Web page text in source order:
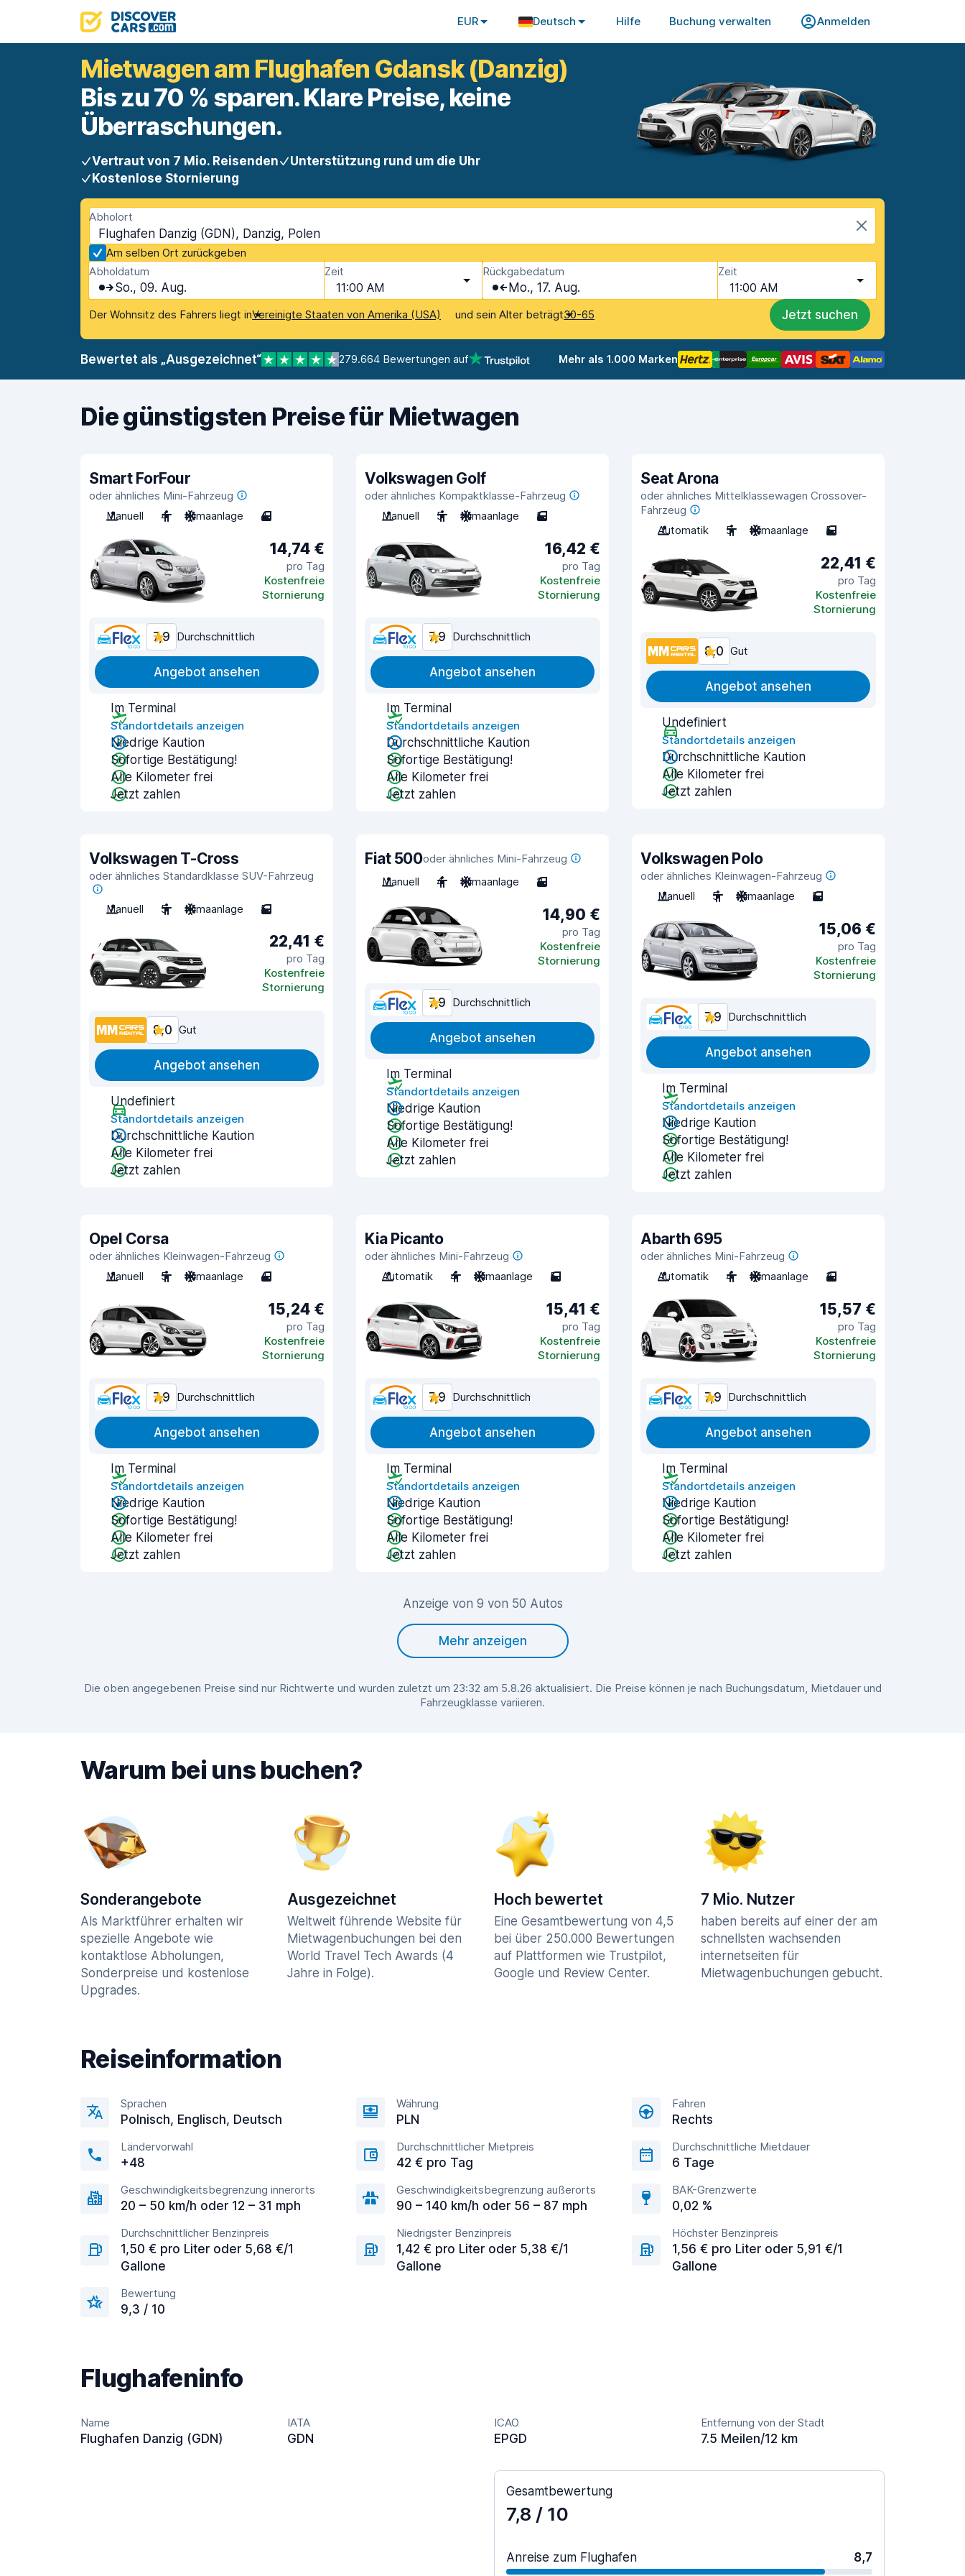
EUR Deutsch Hilfe Buchung verwalten Anmelden
Mietwagen am Flughafen Gdansk (Danzig)
Bis zu 70 % sparen. Klare Preise, keine
Überraschungen.
Vertraut von 7 Mio. Reisenden
Unterstützung rund um die Uhr
Kostenlose Stornierung
Abholort
Flughafen Danzig (GDN), Danzig, Polen
Am selben Ort zurückgeben
Abholdatum
So., 09. Aug.
Zeit
11:00 AM
Rückgabedatum
Mo., 17. Aug.
Zeit
11:00 AM
Der Wohnsitz des Fahrers liegt inVereinigte Staaten von Amerika (USA) und sein Alter beträgt30-65 Jetzt suchen
Bewertet als „Ausgezeichnet“ 279.664 Bewertungen auf Mehr als 1.000 Marken
Die günstigsten Preise für Mietwagen
Smart ForFour
oder ähnliches Mini-Fahrzeug
Manuell
4 Klimaanlage 4
14,74 €
pro Tag
Kostenfreie
Stornierung
7,9 Durchschnittlich
Angebot ansehen
Im Terminal
Standortdetails anzeigen
Niedrige Kaution
Sofortige Bestätigung!
Alle Kilometer frei
Jetzt zahlen
Volkswagen Golf
oder ähnliches Kompaktklasse-Fahrzeug
Manuell
5 Klimaanlage 5
16,42 €
pro Tag
Kostenfreie
Stornierung
7,9 Durchschnittlich
Angebot ansehen
Im Terminal
Standortdetails anzeigen
Durchschnittliche Kaution
Sofortige Bestätigung!
Alle Kilometer frei
Jetzt zahlen
Seat Arona
oder ähnliches Mittelklassewagen Crossover-
Fahrzeug
Automatik
5 Klimaanlage 5
22,41 €
pro Tag
Kostenfreie
Stornierung
8,0 Gut
Angebot ansehen
Undefiniert
Standortdetails anzeigen
Durchschnittliche Kaution
Alle Kilometer frei
Jetzt zahlen
Volkswagen T-Cross
oder ähnliches Standardklasse SUV-Fahrzeug
Manuell 5 Klimaanlage 5
22,41 €
pro Tag
Kostenfreie
Stornierung
8,0 Gut
Angebot ansehen
Undefiniert
Standortdetails anzeigen
Durchschnittliche Kaution
Alle Kilometer frei
Jetzt zahlen
Fiat 500oder ähnliches Mini-Fahrzeug
Manuell
4 Klimaanlage 3
14,90 €
pro Tag
Kostenfreie
Stornierung
7,9 Durchschnittlich
Angebot ansehen
Im Terminal
Standortdetails anzeigen
Niedrige Kaution
Sofortige Bestätigung!
Alle Kilometer frei
Jetzt zahlen
Volkswagen Polo
oder ähnliches Kleinwagen-Fahrzeug
Manuell
5 Klimaanlage 5
15,06 €
pro Tag
Kostenfreie
Stornierung
7,9 Durchschnittlich
Angebot ansehen
Im Terminal
Standortdetails anzeigen
Niedrige Kaution
Sofortige Bestätigung!
Alle Kilometer frei
Jetzt zahlen
Opel Corsa
oder ähnliches Kleinwagen-Fahrzeug
Manuell
5 Klimaanlage 4
15,24 €
pro Tag
Kostenfreie
Stornierung
7,9 Durchschnittlich
Angebot ansehen
Im Terminal
Standortdetails anzeigen
Niedrige Kaution
Sofortige Bestätigung!
Alle Kilometer frei
Jetzt zahlen
Kia Picanto
oder ähnliches Mini-Fahrzeug
Automatik
4 Klimaanlage 5
15,41 €
pro Tag
Kostenfreie
Stornierung
7,9 Durchschnittlich
Angebot ansehen
Im Terminal
Standortdetails anzeigen
Niedrige Kaution
Sofortige Bestätigung!
Alle Kilometer frei
Jetzt zahlen
Abarth 695
oder ähnliches Mini-Fahrzeug
Automatik
4 Klimaanlage 3
15,57 €
pro Tag
Kostenfreie
Stornierung
7,9 Durchschnittlich
Angebot ansehen
Im Terminal
Standortdetails anzeigen
Niedrige Kaution
Sofortige Bestätigung!
Alle Kilometer frei
Jetzt zahlen
Anzeige von 9 von 50 Autos
Mehr anzeigen
Die oben angegebenen Preise sind nur Richtwerte und wurden zuletzt um 23:32 am 5.8.26 aktualisiert. Die Preise können je nach Buchungsdatum, Mietdauer und
Fahrzeugklasse variieren.
Warum bei uns buchen?
Sonderangebote
Als Marktführer erhalten wir
spezielle Angebote wie
kontaktlose Abholungen,
Sonderpreise und kostenlose
Upgrades.
Ausgezeichnet
Weltweit führende Website für
Mietwagenbuchungen bei den
World Travel Tech Awards (4
Jahre in Folge).
Hoch bewertet
Eine Gesamtbewertung von 4,5
bei über 250.000 Bewertungen
auf Plattformen wie Trustpilot,
Google und Review Center.
7 Mio. Nutzer
haben bereits auf einer der am
schnellsten wachsenden
internetseiten für
Mietwagenbuchungen gebucht.
Reiseinformation
Sprachen
Polnisch, Englisсh, Deutsch
Währung
PLN
Fahren
Rechts
Ländervorwahl
+48
Durchschnittlicher Mietpreis
42 € pro Tag
Durchschnittliche Mietdauer
6 Tage
Geschwindigkeitsbegrenzung innerorts
20 – 50 km/h oder 12 – 31 mph
Geschwindigkeitsbegrenzung außerorts
90 – 140 km/h oder 56 – 87 mph
BAK-Grenzwerte
0,02 %
Durchschnittlicher Benzinpreis
1,50 € pro Liter oder 5,68 €/1
Gallone
Niedrigster Benzinpreis
1,42 € pro Liter oder 5,38 €/1
Gallone
Höchster Benzinpreis
1,56 € pro Liter oder 5,91 €/1
Gallone
Bewertung
9,3 / 10
Flughafeninfo
Name
Flughafen Danzig (GDN)
IATA
GDN
ICAO
EPGD
Entfernung von der Stadt
7.5 Meilen/12 km
Gesamtbewertung
7,8 / 10
Anreise zum Flughafen 8,7